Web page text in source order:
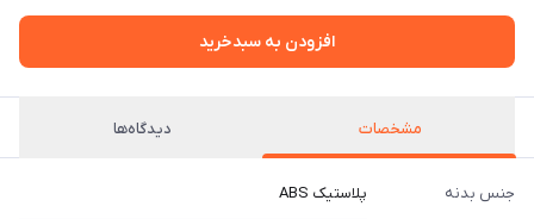
افزودن به سبدخرید
مشخصات دیدگاه‌ها
جنس بدنه پلاستیک ABS